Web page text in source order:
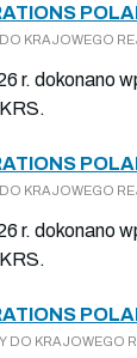
KRAJOWEGO
r. dokonano
KRAJOWEGO
r. dokonano
DO KRAJOWEGO